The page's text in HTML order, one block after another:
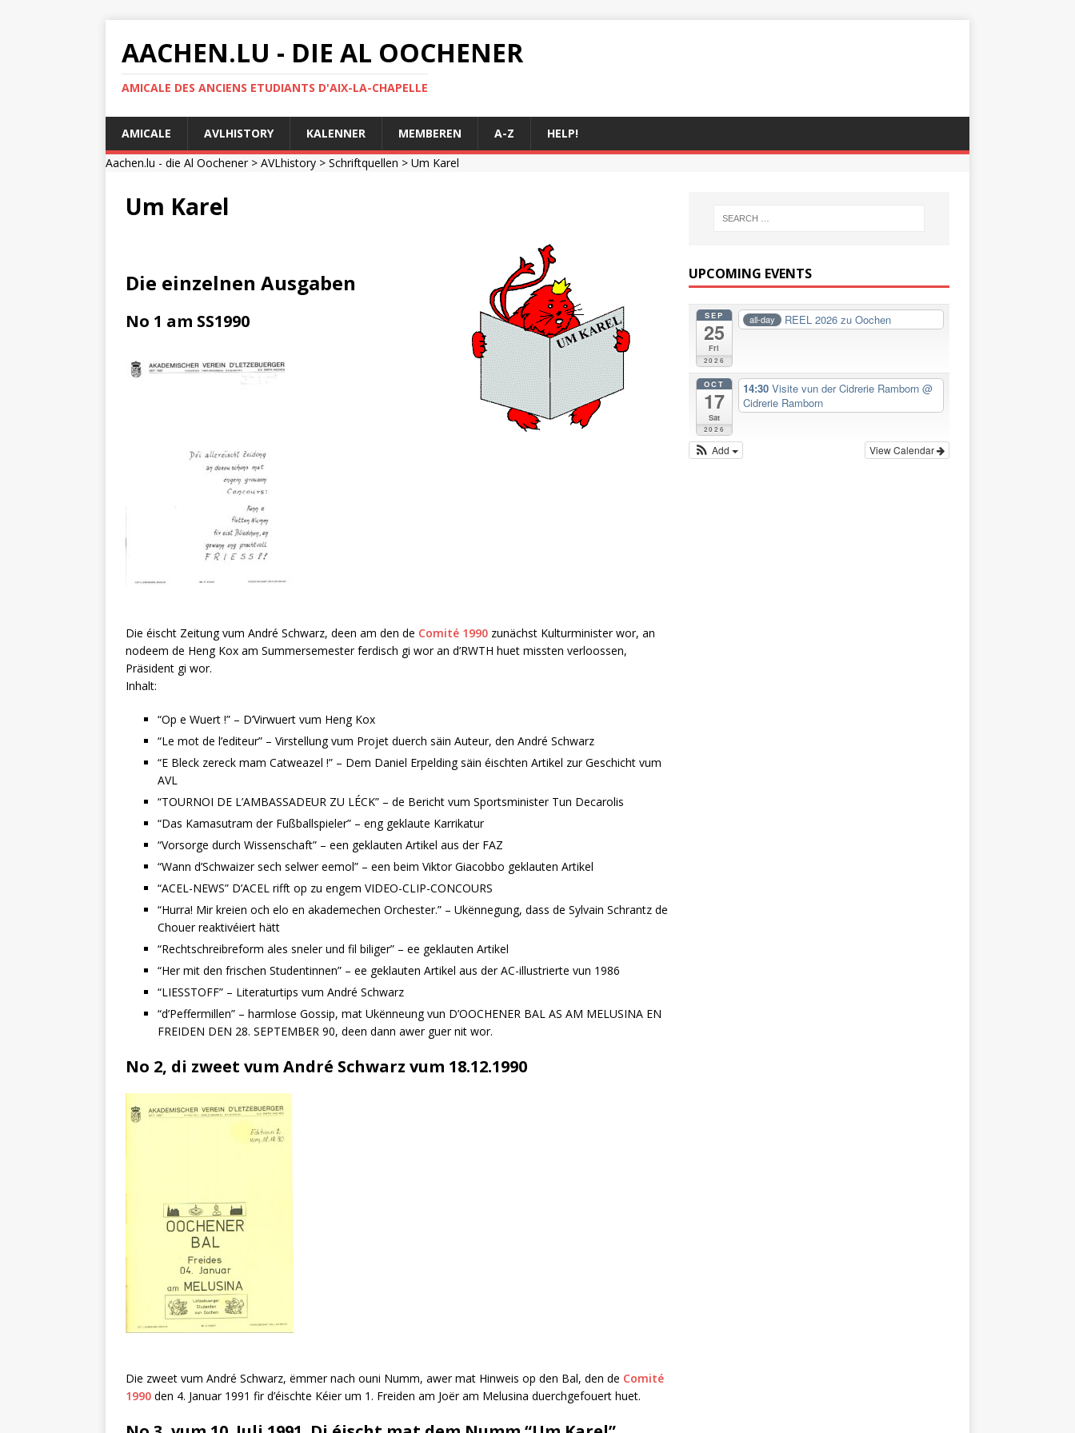
AACHEN.LU - DIE AL OOCHENER
AMICALE DES ANCIENS ETUDIANTS D'AIX-LA-CHAPELLE
AMICALE AVLHISTORY KALENNER MEMBEREN A-Z
HELP!
Aachen.lu - die Al Oochener> AVLhistory > Schriftquellen > Um Karel
Um Karel
Die einzelnen Ausgaben
No 1 am SS1990
Die éischt Zeitung vum André Schwarz, deen am den de Comité 1990 zunächst Kulturminister wor, an
nodeem de Heng Kox am Summersemester ferdisch gi wor an d’RWTH huet missten verloossen,
Präsident gi wor.
Inhalt:
“Op e Wuert !” – D’Virwuert vum Heng Kox
“Le mot de l’editeur” – Virstellung vum Projet duerch säin Auteur, den André Schwarz
“E Bleck zereck mam Catweazel !” – Dem Daniel Erpelding säin éischten Artikel zur Geschicht vum
AVL
“TOURNOI DE L’AMBASSADEUR ZU LÉCK” – de Bericht vum Sportsminister Tun Decarolis
“Das Kamasutram der Fußballspieler” – eng geklaute Karrikatur
“Vorsorge durch Wissenschaft” – een geklauten Artikel aus der FAZ
“Wann d’Schwaizer sech selwer eemol” – een beim Viktor Giacobbo geklauten Artikel
“ACEL-NEWS” D’ACEL rifft op zu engem VIDEO-CLIP-CONCOURS
“Hurra! Mir kreien och elo en akademechen Orchester.” – Ukënnegung, dass de Sylvain Schrantz de
Chouer reaktivéiert hätt
“Rechtschreibreform ales sneler und fil biliger” – ee geklauten Artikel
“Her mit den frischen Studentinnen” – ee geklauten Artikel aus der AC-illustrierte vun 1986
“LIESSTOFF” – Literaturtips vum André Schwarz
“d’Peffermillen” – harmlose Gossip, mat Ukënneung vun D’OOCHENER BAL AS AM MELUSINA EN
FREIDEN DEN 28. SEPTEMBER 90, deen dann awer guer nit wor.
No 2, di zweet vum André Schwarz vum 18.12.1990
Die zweet vum André Schwarz, ëmmer nach ouni Numm, awer mat Hinweis op den Bal, den de Comité
1990 den 4. Januar 1991 fir d’éischte Kéier um 1. Freiden am Joër am Melusina duerchgefouert huet.
UPCOMING EVENTS
SEP
25
Fri
2026
all-day REEL 2026 zu Oochen
OCT
17
Sat
2026
14:30Visite vun der Cidrerie Ramborn@
Cidrerie Ramborn
View Calendar
Add